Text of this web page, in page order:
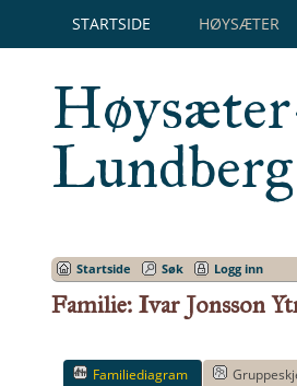
STARTSIDE HØYSÆTER
Startside Søk Logg inn
Familie: Ivar Jonsson
Familiediagram